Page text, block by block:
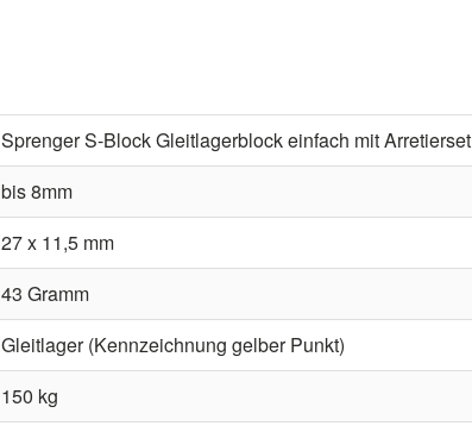
Sprenger S-Block Gleitlagerblock einfach mit Arretierset
bis 8mm
27 x 11,5 mm
43 Gramm
Gleitlager (Kennzeichnung gelber Punkt)
150 kg